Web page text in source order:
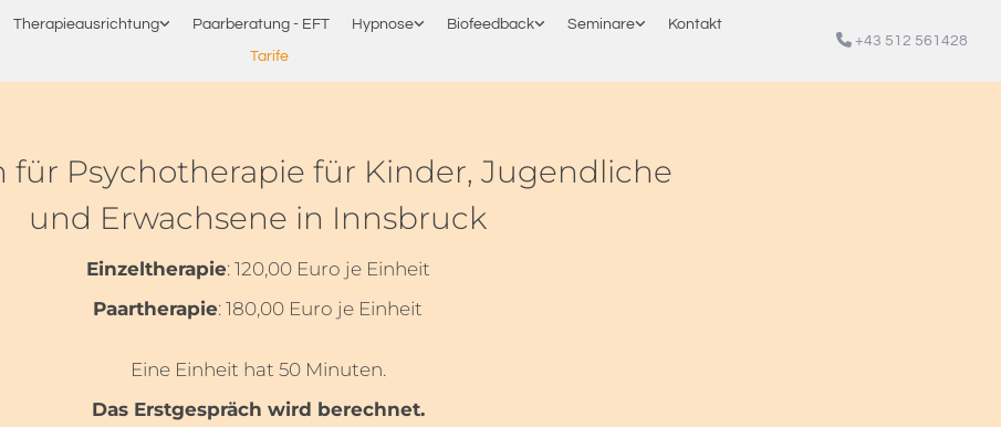
Therapieausrichtung Paarberatung - EFT Hypnose Biofeedback Seminare Kontakt
Tarife
 +43 512 561428
für Psychotherapie für Kinder, Jugendliche
und Erwachsene in Innsbruck
Einzeltherapie: 120,00 Euro je Einheit
Paartherapie: 180,00 Euro je Einheit
Eine Einheit hat 50 Minuten.
Das Erstgespräch wird berechnet.